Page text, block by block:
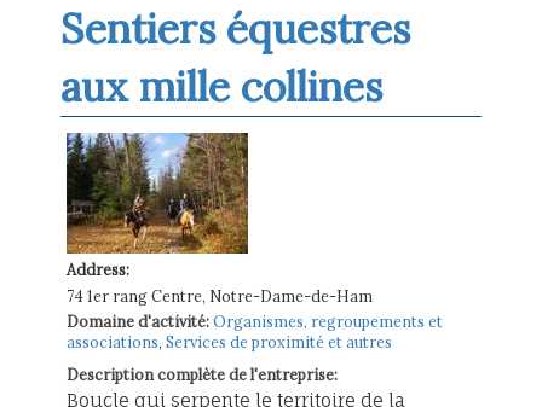
Sentiers équestres
aux mille collines
Address:
74 1er rang Centre, Notre-Dame-de-Ham
Domaine d'activité:Organismes, regroupements et
associations, Services de proximité et autres
Description complète de l'entreprise:
Boucle qui serpente le territoire de la